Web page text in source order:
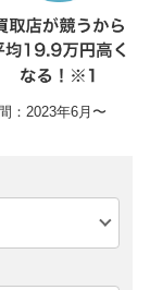
：2023年6月〜